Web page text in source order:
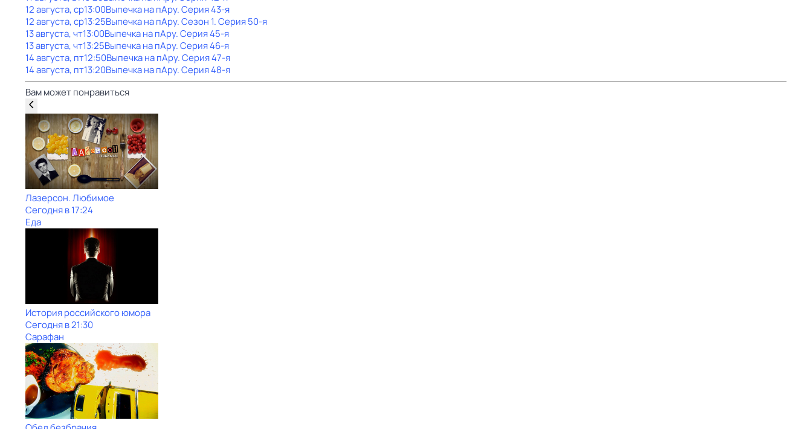
12 августа, ср13:00Выпечка на пАру. Серия 43-я
12 августа, ср13:25Выпечка на пАру. Сезон 1. Серия 50-я
13 августа, чт13:00Выпечка на пАру. Серия 45-я
13 августа, чт13:25Выпечка на пАру. Серия 46-я
14 августа, пт12:50Выпечка на пАру. Серия 47-я
14 августа, пт13:20Выпечка на пАру. Серия 48-я
Вам может понравиться
Лазерсон. Любимое
Сегодня в 17:24
Еда
История российского юмора
Сегодня в 21:30
Сарафан